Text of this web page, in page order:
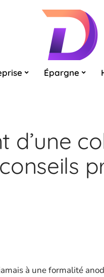
Épargne
d’une
à une formalité